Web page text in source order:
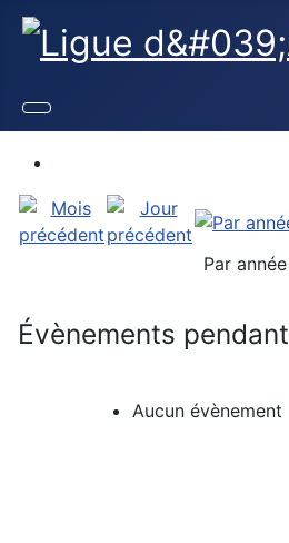
Par année
Évènements pendant
Aucun évènement